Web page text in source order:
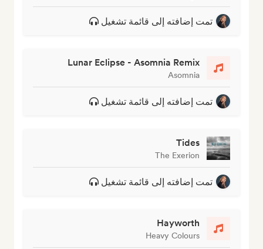
تمت إضافته إلى قائمة تشغيل
Lunar Eclipse - Asomnia Remix
Asomnia
تمت إضافته إلى قائمة تشغيل
Tides
The Exerion
تمت إضافته إلى قائمة تشغيل
Hayworth
Heavy Colours